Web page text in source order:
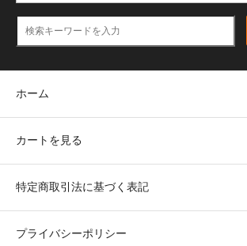
ホーム
カートを見る
特定商取引法に基づく表記
プライバシーポリシー